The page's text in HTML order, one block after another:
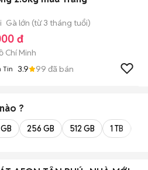
Gà lớn (từ 3 tháng tuổi)
đ
Chí Minh
Tin 3.9 99 đã bán
nào ?
256 GB 512 GB 1 TB